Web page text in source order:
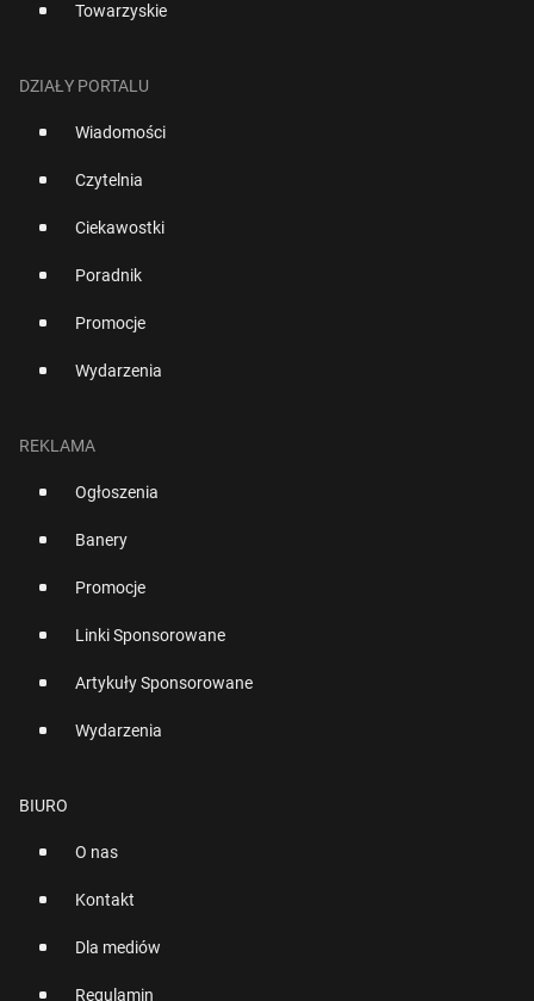
Towarzyskie
DZIAŁY PORTALU
Wiadomości
Czytelnia
Ciekawostki
Poradnik
Promocje
Wydarzenia
REKLAMA
Ogłoszenia
Banery
Promocje
Linki Sponsorowane
Artykuły Sponsorowane
Wydarzenia
BIURO
O nas
Kontakt
Dla mediów
Regulamin